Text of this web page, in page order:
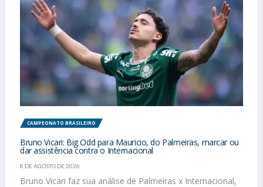
CAMPEONATO BRASILEIRO
Bruno Vicari: Big Odd para Mauricio, do Palmeiras, marcar ou
dar assistência contra o Internacional
8 DE AGOSTO DE 2026
Bruno Vicari faz sua análise de Palmeiras x Internacional,